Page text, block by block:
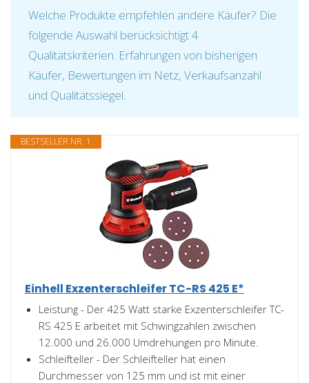
Welche Produkte empfehlen andere Käufer? Die
folgende Auswahl berücksichtigt 4
Qualitätskriterien. Erfahrungen von bisherigen
Käufer, Bewertungen im Netz, Verkaufsanzahl
und Qualitätssiegel.
BESTSELLER NR. 1
Einhell Exzenterschleifer TC-RS 425 E*
Leistung - Der 425 Watt starke Exzenterschleifer TC-
RS 425 E arbeitet mit Schwingzahlen zwischen
12.000 und 26.000 Umdrehungen pro Minute.
Schleifteller - Der Schleifteller hat einen
Durchmesser von 125 mm und ist mit einer